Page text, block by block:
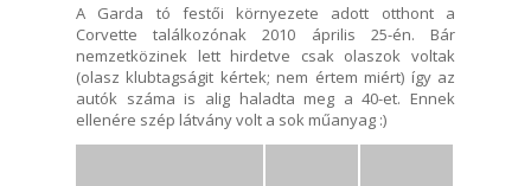
A Garda tó festői környezete adott otthont a
Corvette találkozónak 2010 április 25-én. Bár
nemzetközinek lett hirdetve csak olaszok voltak
(olasz klubtagságit kértek; nem értem miért) így az
autók száma is alig haladta meg a 40-et. Ennek
ellenére szép látvány volt a sok műanyag :)